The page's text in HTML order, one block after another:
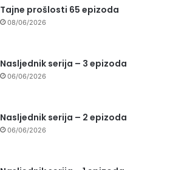
Tajne prošlosti 65 epizoda
08/06/2026
Nasljednik serija – 3 epizoda
06/06/2026
Nasljednik serija – 2 epizoda
06/06/2026